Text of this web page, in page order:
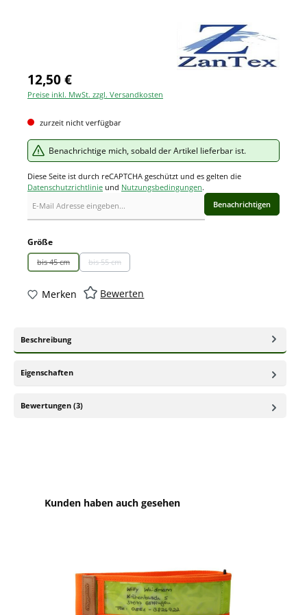
12,50 €
Preise inkl. MwSt. zzgl. Versandkosten
zurzeit nicht verfügbar
Benachrichtige mich, sobald der Artikel lieferbar ist.
Diese Seite ist durch reCAPTCHA geschützt und es gelten die
Datenschutzrichtlinie und Nutzungsbedingungen.
Benachrichtigen
Größeauswählen
bis 45 cm
(Diese Option ist zurzeit nicht verfügbar.)
bis 55 cm
(Diese Option ist zurzeit nicht verfügbar.)
Merken Bewerten
Beschreibung
Eigenschaften
Bewertungen (3)
Produktgalerie überspringen
Kunden haben auch gesehen